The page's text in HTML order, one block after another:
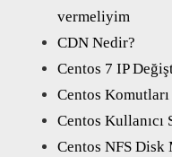
vermeliyim
CDN Nedir?
Centos 7 IP
Centos Komutları
Centos Kullanıcı
Centos NFS Disk